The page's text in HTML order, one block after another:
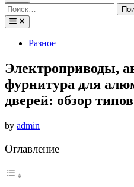
Найти:
PostedРазное
Электроприводы,
фурнитура для
дверей: обзор
by admin
Оглавление